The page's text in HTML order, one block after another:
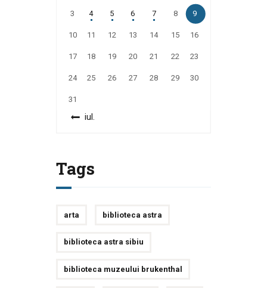
3 4 5 6 7 8 9
10 11 12 13 14 15 16
17 18 19 20 21 22 23
24 25 26 27 28 29 30
31
« iul.
Tags
arta biblioteca astra
biblioteca astra sibiu
biblioteca muzeului brukenthal